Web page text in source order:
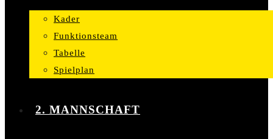
Kader
Funktionsteam
Tabelle
Spielplan
2. MANNSCHAFT